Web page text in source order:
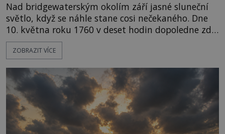
Nad bridgewaterským okolím září jasné sluneční
světlo, když se náhle stane cosi nečekaného. Dne
10. května roku 1760 v deset hodin dopoledne zde
dojde k vůbec prvnímu historicky doloženému
přeletu UFO. Podle záznamů vyzařuje takové
jen o nějaký optický klam, nebo se zde skutečně
právě vznáší mimozemská loď
ZOBRAZIT VÍCE